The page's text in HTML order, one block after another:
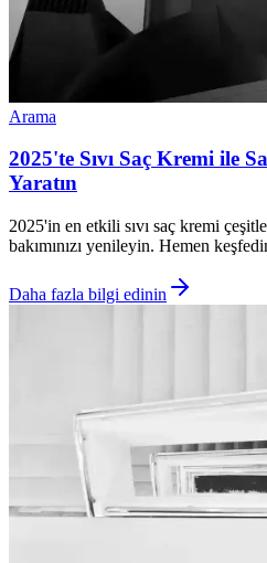
Arama
2025'te Sıvı Saç Kremi ile
Yaratın
2025'in en etkili sıvı saç kremi
bakımınızı yenileyin. Hemen
Daha fazla bilgi edinin